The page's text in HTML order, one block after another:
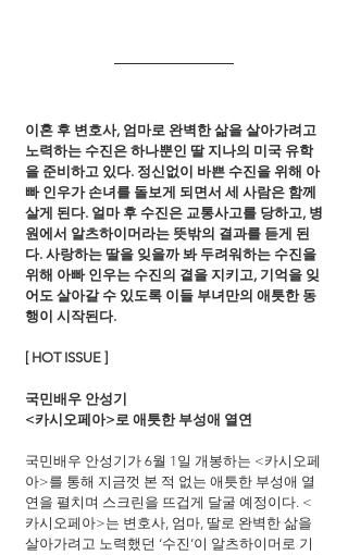
이혼 후 변호사, 엄마로 완벽한 삶을 살아가려고
노력하는 수진은 하나뿐인 딸 지나의 미국 유학
을 준비하고 있다. 정신없이 바쁜 수진을 위해 아
빠 인우가 손녀를 돌보게 되면서 세 사람은 함께
살게 된다. 얼마 후 수진은 교통사고를 당하고, 병
원에서 알츠하이머라는 뜻밖의 결과를 듣게 된
다. 사랑하는 딸을 잊을까 봐 두려워하는 수진을
위해 아빠 인우는 수진의 곁을 지키고, 기억을 잊
어도 살아갈 수 있도록 이들 부녀만의 애틋한 동
행이 시작된다.
[ HOT ISSUE ]
국민배우 안성기
<카시오페아>로 애틋한 부성애 열연
국민배우 안성기가 6월 1일 개봉하는 <카시오페
아>를 통해 지금껏 본 적 없는 애틋한 부성애 열
연을 펼치며 스크린을 뜨겁게 달굴 예정이다. <
카시오페아>는 변호사, 엄마, 딸로 완벽한 삶을
살아가려고 노력했던 ‘수진’이 알츠하이머로 기